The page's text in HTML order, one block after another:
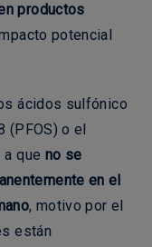
productos
potencial
ácidos sulfónico
(PFOS) o el
que no se
en el
, motivo por el
están